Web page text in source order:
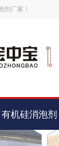
剂厂家！
有机硅消泡剂